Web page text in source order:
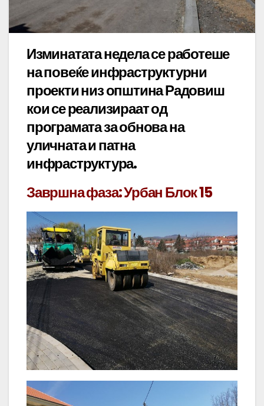
Изминатата недела се работеше
на повеќе инфраструктурни
проекти низ општина Радовиш
кои се реализираат од
програмата за обнова на
уличната и патна
инфраструктура.
Завршна фаза: Урбан Блок 15